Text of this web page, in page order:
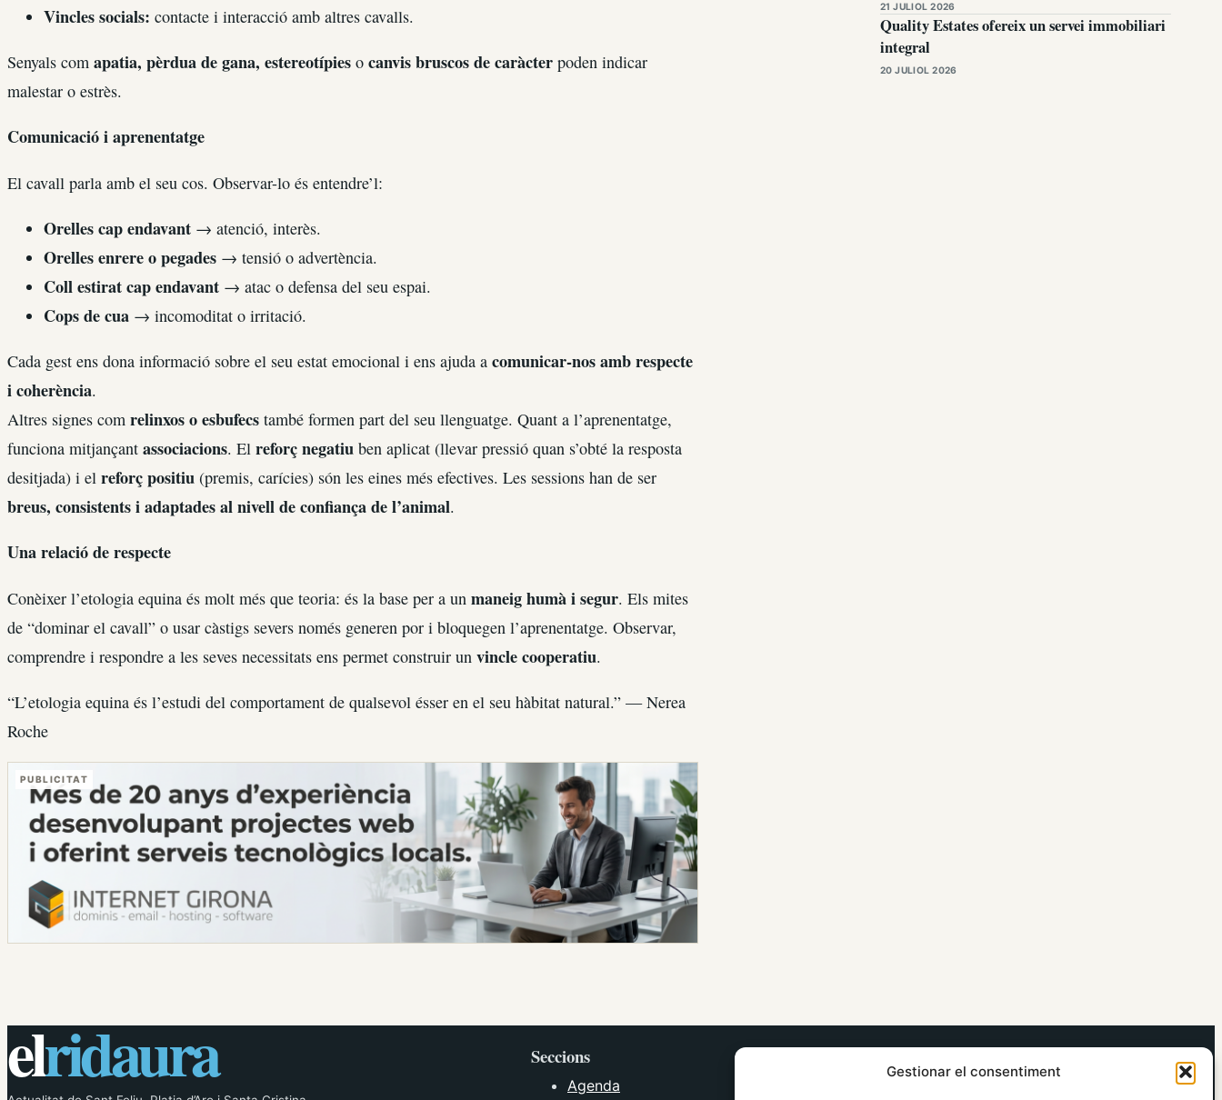
Gestionar el consentiment
Vincles socials: contacte i interacció amb altres cavalls.
Senyals com apatia, pèrdua de gana, estereotípies o canvis bruscos de caràcter poden indicar
malestar o estrès.
Comunicació i aprenentatge
El cavall parla amb el seu cos. Observar-lo és entendre’l:
Orelles cap endavant → atenció, interès.
Orelles enrere o pegades → tensió o advertència.
Coll estirat cap endavant → atac o defensa del seu espai.
Cops de cua → incomoditat o irritació.
Cada gest ens dona informació sobre el seu estat emocional i ens ajuda a comunicar-nos amb respecte
i coherència.
Altres signes com relinxos o esbufecs també formen part del seu llenguatge. Quant a l’aprenentatge,
funciona mitjançant associacions. El reforç negatiu ben aplicat (llevar pressió quan s’obté la resposta
desitjada) i el reforç positiu (premis, carícies) són les eines més efectives. Les sessions han de ser
breus, consistents i adaptades al nivell de confiança de l’animal.
Una relació de respecte
Conèixer l’etologia equina és molt més que teoria: és la base per a un maneig humà i segur. Els mites
de “dominar el cavall” o usar càstigs severs només generen por i bloquegen l’aprenentatge. Observar,
comprendre i respondre a les seves necessitats ens permet construir un vincle cooperatiu.
“L’etologia equina és l’estudi del comportament de qualsevol ésser en el seu hàbitat natural.” — Nerea
Roche
PUBLICITAT
21 JULIOL 2026
Quality Estates ofereix un servei immobiliari
integral
20 JULIOL 2026
elridaura Seccions
Agenda